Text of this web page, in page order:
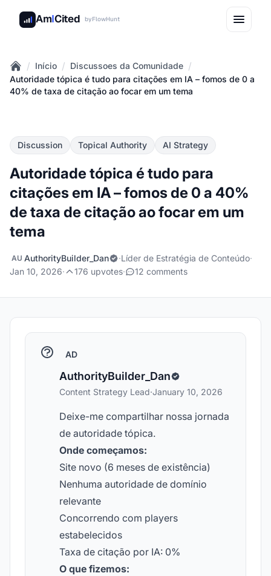
AmICited byFlowHunt
Home
/ Início / Discussoes da Comunidade /
Autoridade tópica é tudo para citações em IA – fomos de 0 a
40% de taxa de citação ao focar em um tema
Discussion Topical Authority AI Strategy
Autoridade tópica é tudo para
citações em IA – fomos de 0 a 40%
de taxa de citação ao focar em um
tema
AU AuthorityBuilder_Dan ·Líder de Estratégia de Conteúdo·
Jan 10, 2026· 176 upvotes· 12 comments
AD
AuthorityBuilder_Dan
Content Strategy Lead·January 10, 2026
Deixe-me compartilhar nossa jornada
de autoridade tópica.
Onde começamos:
Site novo (6 meses de existência)
Nenhuma autoridade de domínio
relevante
Concorrendo com players
estabelecidos
Taxa de citação por IA: 0%
O que fizemos: